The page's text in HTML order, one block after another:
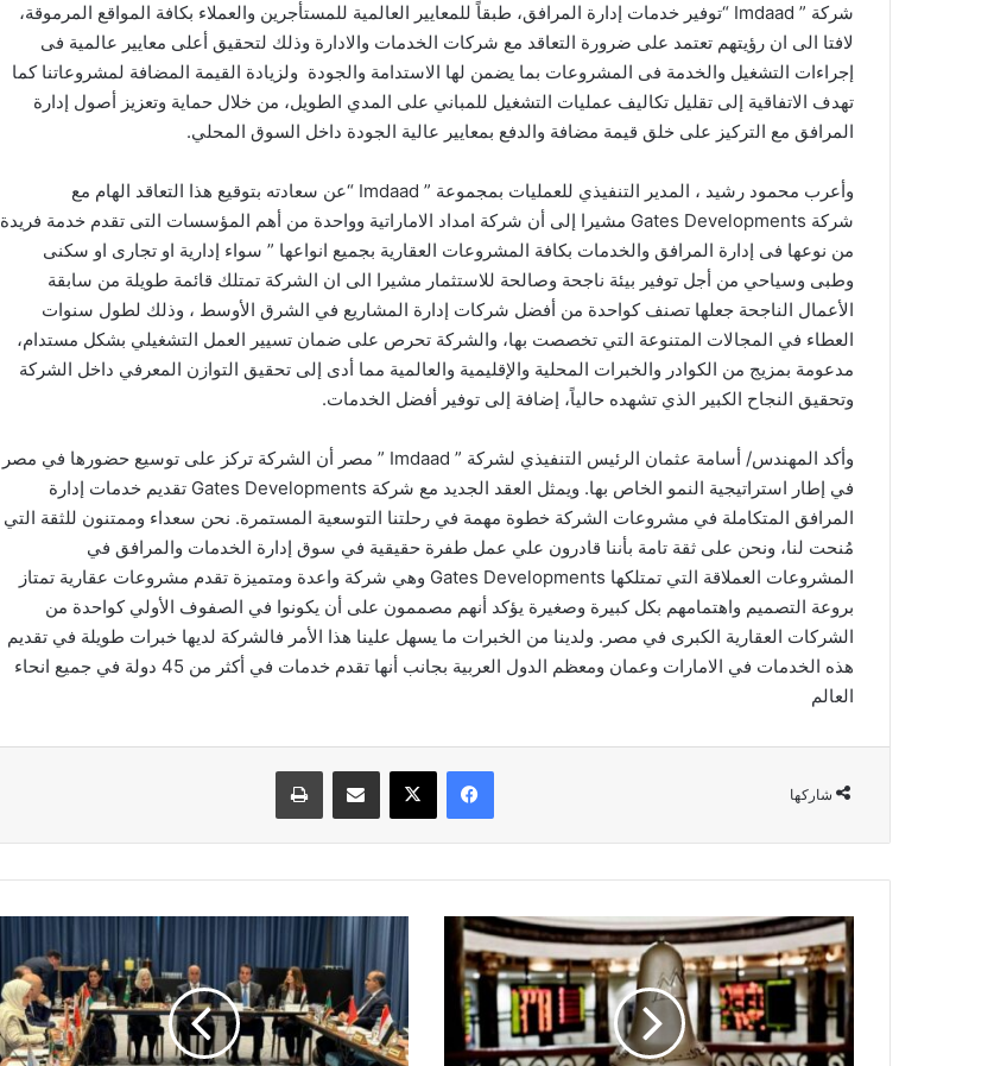
شركة ” Imdaad “توفير خدمات إدارة المرافق، طبقاً للمعايير العالمية للمستأجرين والعملاء بكافة المواقع المرموقة،
لافتا الى ان رؤيتهم تعتمد على ضرورة التعاقد مع شركات الخدمات والادارة وذلك لتحقيق أعلى معايير عالمية فى
إجراءات التشغيل والخدمة فى المشروعات بما يضمن لها الاستدامة والجودة ولزيادة القيمة المضافة لمشروعاتنا كما
تهدف الاتفاقية إلى تقليل تكاليف عمليات التشغيل للمباني على المدي الطويل، من خلال حماية وتعزيز أصول إدارة
المرافق مع التركيز على خلق قيمة مضافة والدفع بمعايير عالية الجودة داخل السوق المحلي.
وأعرب محمود رشيد ، المدير التنفيذي للعمليات بمجموعة ” Imdaad “عن سعادته بتوقيع هذا التعاقد الهام مع
شركة Gates Developments مشيرا إلى أن شركة امداد الاماراتية وواحدة من أهم المؤسسات التى تقدم خدمة فريدة
من نوعها فى إدارة المرافق والخدمات بكافة المشروعات العقارية بجميع انواعها ” سواء إدارية او تجارى او سكنى
وطبى وسياحي من أجل توفير بيئة ناجحة وصالحة للاستثمار مشيرا الى ان الشركة تمتلك قائمة طويلة من سابقة
الأعمال الناجحة جعلها تصنف كواحدة من أفضل شركات إدارة المشاريع في الشرق الأوسط ، وذلك لطول سنوات
العطاء في المجالات المتنوعة التي تخصصت بها، والشركة تحرص على ضمان تسيير العمل التشغيلي بشكل مستدام،
مدعومة بمزيج من الكوادر والخبرات المحلية والإقليمية والعالمية مما أدى إلى تحقيق التوازن المعرفي داخل الشركة
وتحقيق النجاح الكبير الذي تشهده حالياً، إضافة إلى توفير أفضل الخدمات.
وأكد المهندس/ أسامة عثمان الرئيس التنفيذي لشركة ” Imdaad ” مصر أن الشركة تركز على توسيع حضورها في مصر
في إطار استراتيجية النمو الخاص بها. ويمثل العقد الجديد مع شركة Gates Developments تقديم خدمات إدارة
المرافق المتكاملة في مشروعات الشركة خطوة مهمة في رحلتنا التوسعية المستمرة. نحن سعداء وممتنون للثقة التي
مُنحت لنا، ونحن على ثقة تامة بأننا قادرون علي عمل طفرة حقيقية في سوق إدارة الخدمات والمرافق في
المشروعات العملاقة التي تمتلكها Gates Developments وهي شركة واعدة ومتميزة تقدم مشروعات عقارية تمتاز
بروعة التصميم واهتمامهم بكل كبيرة وصغيرة يؤكد أنهم مصممون على أن يكونوا في الصفوف الأولي كواحدة من
الشركات العقارية الكبرى في مصر. ولدينا من الخبرات ما يسهل علينا هذا الأمر فالشركة لديها خبرات طويلة في تقديم
هذه الخدمات في الامارات وعمان ومعظم الدول العربية بجانب أنها تقدم خدمات في أكثر من 45 دولة في جميع انحاء
العالم
شاركها
فيسبوك ‫X مشاركة عبر البريد طباعة
أخبار
شركات
البورصة
الاثنين
27
مايو
الدكتور
خالد
عبدالغفار:
مجلس
وزراء
الصحة